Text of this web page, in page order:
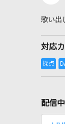
対応
配信